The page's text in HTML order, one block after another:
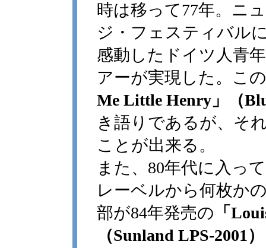
時は移って77年。ニ
ジ・フェスティバル
感動したドイツ人青
アーが実現した。こ
Me Little Henry」（
き語りであるが、そ
ことが出来る。
また、80年代に入っ
レーベルから何枚か
部が84年発売の 「
（Sunland LPS-2001）